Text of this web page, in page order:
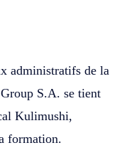
administratifs de la
S.A. se tient
Kulimushi,
formation.